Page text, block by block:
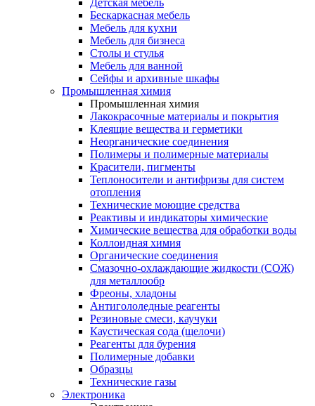
Детская мебель
Бескаркасная мебель
Мебель для кухни
Мебель для бизнеса
Столы и стулья
Мебель для ванной
Сейфы и архивные шкафы
Промышленная химия
Промышленная химия
Лакокрасочные материалы и покрытия
Клеящие вещества и герметики
Неорганические соединения
Полимеры и полимерные материалы
Красители, пигменты
Теплоносители и антифризы для систем
отопления
Технические моющие средства
Реактивы и индикаторы химические
Химические вещества для обработки воды
Коллоидная химия
Органические соединения
Смазочно-охлаждающие жидкости (СОЖ)
для металлообр
Фреоны, хладоны
Антигололедные реагенты
Резиновые смеси, каучуки
Каустическая сода (щелочи)
Реагенты для бурения
Полимерные добавки
Образцы
Технические газы
Электроника